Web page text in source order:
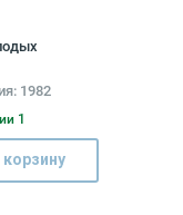
1982
1
корзину